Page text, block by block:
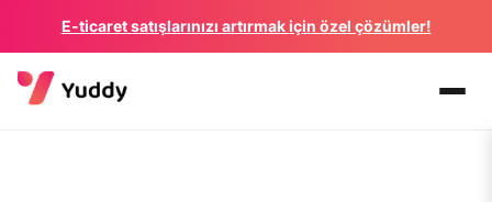
E-ticaret satışlarınızı artırmak için özel çözümler!